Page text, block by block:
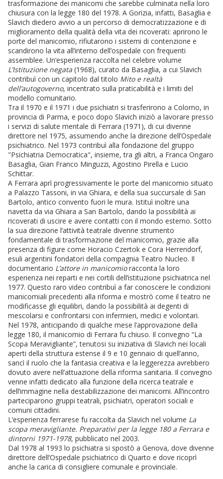
trasformazione dei manicomi che sarebbe culminata nella loro
chiusura con la legge 180 del 1978. A Gorizia, infatti, Basaglia e
Slavich diedero avvio a un percorso di democratizzazione e di
miglioramento della qualità della vita dei ricoverati: aprirono le
porte del manicomio, rifiutarono i sistemi di contenzione e
scandirono la vita all’interno dell’ospedale con frequenti
assemblee. Un’esperienza raccolta nel celebre volume
L’Istituzione negata (1968), curato da Basaglia, a cui Slavich
contribuì con un capitolo dal titolo Mito e realtà
dell’autogoverno, incentrato sulla praticabilità e i limiti del
modello comunitario.
Tra il 1970 e il 1971 i due psichiatri si trasferirono a Colorno, in
provincia di Parma, e poco dopo Slavich iniziò a lavorare presso
i servizi di salute mentale di Ferrara (1971), di cui divenne
direttore nel 1975, assumendo anche la direzione dell’Ospedale
psichiatrico. Nel 1973 contribuì alla fondazione del gruppo
"Psichiatria Democratica", insieme, tra gli altri, a Franca Ongaro
Basaglia, Gian Franco Minguzzi, Agostino Pirella e Lucio
Schittar.
A Ferrara aprì progressivamente le porte del manicomio situato
a Palazzo Tassoni, in via Ghiara, e della sua succursale di San
Bartolo, antico convento fuori le mura. Istituì inoltre una
navetta da via Ghiara a San Bartolo, dando la possibilità ai
ricoverati di uscire e avere contatti con il mondo esterno. Sotto
la sua direzione l’attività teatrale divenne strumento
fondamentale di trasformazione del manicomio, grazie alla
presenza di figure come Horacio Czertok e Cora Herrendorf,
esuli argentini fondatori della compagnia Teatro Nucleo. Il
documentario L’attore in manicomioracconta la loro
esperienza nei reparti e nei cortili dell’istituzione psichiatrica nel
1977. Questo raro video contribuì a far conoscere le condizioni
manicomiali precedenti alla riforma e mostrò come il teatro ne
modificasse gli equilibri, dando la possibilità ai degenti di
mescolarsi e confrontarsi con infermieri, medici e volontari.
Nel 1978, anticipando di qualche mese l’approvazione della
legge 180, il manicomio di Ferrara fu chiuso. Il convegno “La
Scopa Meravigliante”, tenutosi su iniziativa di Slavich nei locali
aperti della struttura estense il 9 e 10 gennaio di quell’anno,
sancì il ruolo che la fantasia creativa e la leggerezza avrebbero
dovuto avere nell’attuazione della riforma sanitaria. Il convegno
venne infatti dedicato alla funzione della ricerca teatrale e
dell’immagine nella destabilizzazione dei manicomi. All’incontro
parteciparono gruppi teatrali, psichiatri, operatori sociali e
comuni cittadini.
L’esperienza ferrarese fu raccolta da Slavich nel volume La
scopa meravigliante. Preparativi per la legge 180 a Ferrara e
dintorni 1971-1978, pubblicato nel 2003.
Dal 1978 al 1993 lo psichiatra si spostò a Genova, dove divenne
direttore dell’Ospedale psichiatrico di Quarto e dove ricoprì
anche la carica di consigliere comunale e provinciale.